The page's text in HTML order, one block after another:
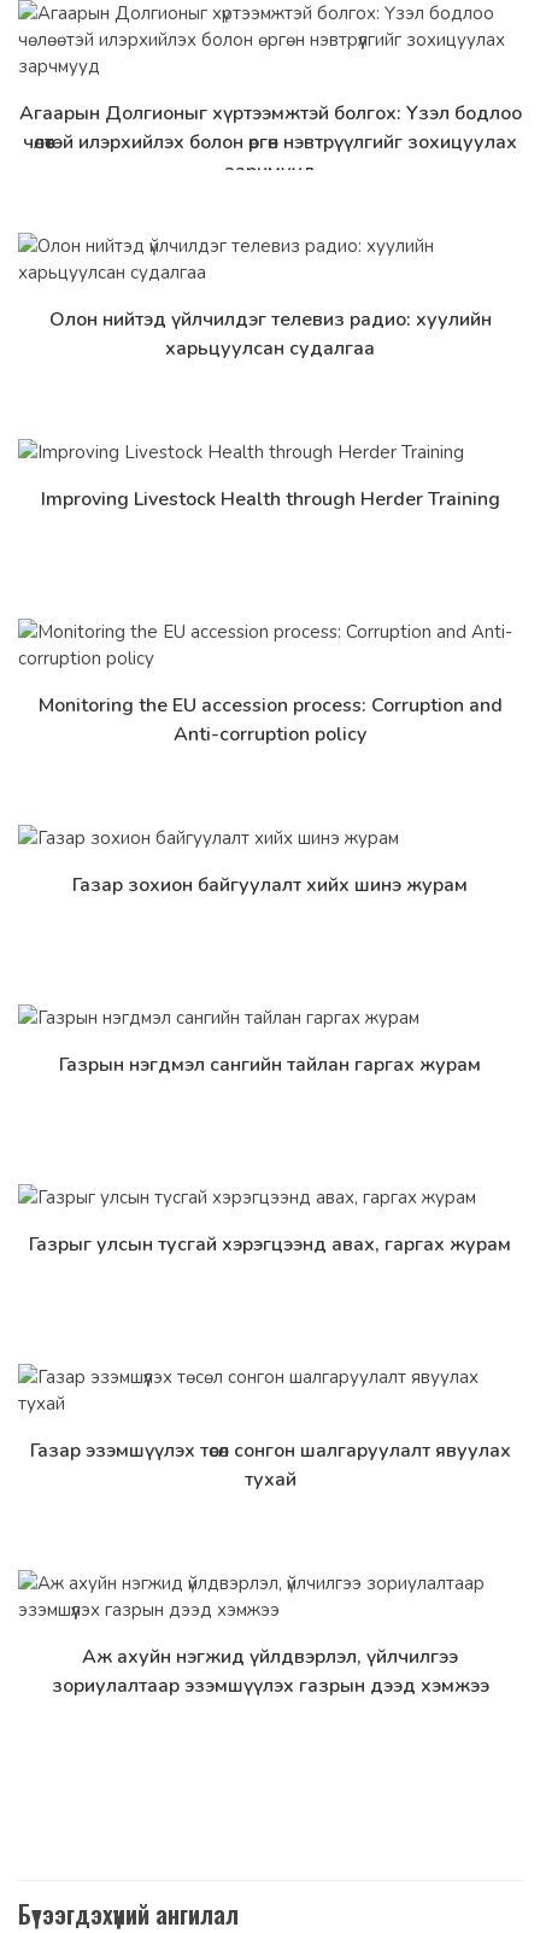
Дэлгэрэнгүй
Агаарын Долгионыг хүртээмжтэй болгох: Үзэл бодлоо
чөлөөтэй илэрхийлэх болон өргөн нэвтрүүлгийг зохицуулах
зарчмууд
Дэлгэрэнгүй
Олон нийтэд үйлчилдэг телевиз радио: хуулийн
харьцуулсан судалгаа
Дэлгэрэнгүй
Improving Livestock Health through Herder Training
Дэлгэрэнгүй
Monitoring the EU accession process: Corruption and
Anti-corruption policy
Дэлгэрэнгүй
Газар зохион байгуулалт хийх шинэ журам
Дэлгэрэнгүй
Газрын нэгдмэл сангийн тайлан гаргах журам
Дэлгэрэнгүй
Газрыг улсын тусгай хэрэгцээнд авах, гаргах журам
Дэлгэрэнгүй
Газар эзэмшүүлэх төсөл сонгон шалгаруулалт явуулах
тухай
Дэлгэрэнгүй
Аж ахуйн нэгжид үйлдвэрлэл, үйлчилгээ
зориулалтаар эзэмшүүлэх газрын дээд хэмжээ
Бүтээгдэхүүний ангилал